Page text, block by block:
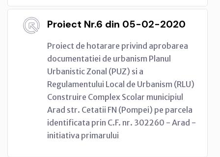
Proiect Nr.6 din 05-02-2020
Proiect de hotarare privind aprobarea
documentatiei de urbanism Planul
Urbanistic Zonal (PUZ) si a
Regulamentului Local de Urbanism (RLU)
Construire Complex Scolar municipiul
Arad str. Cetatii FN (Pompei) pe parcela
identificata prin C.F. nr. 302260 - Arad -
initiativa primarului